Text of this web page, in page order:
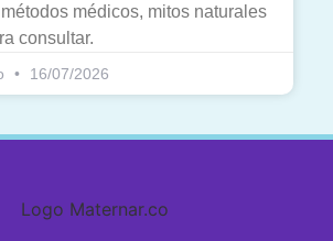
médicos, mitos naturales
consultar.
16/07/2026